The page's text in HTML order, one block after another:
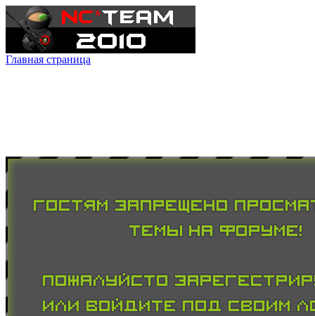
Главная страница